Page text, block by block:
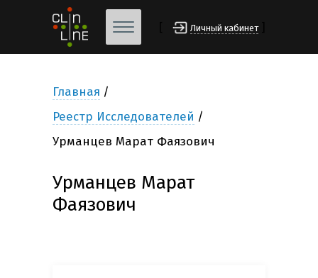
Личный кабинет
Главная
Реестр Исследователей
Урманцев Марат Фаязович
Урманцев Марат
Фаязович